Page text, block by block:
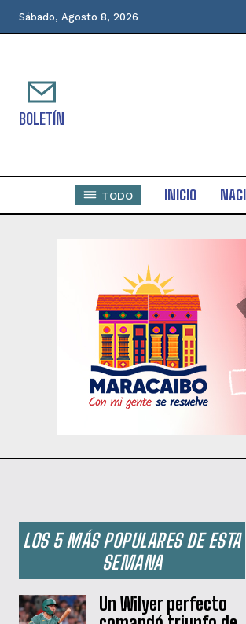
Sábado, Agosto 8, 2026
BOLETÍN
TODO INICIO
LOS 5 MÁS POPULARES DE ESTA
SEMANA
Un Wilyer perfecto